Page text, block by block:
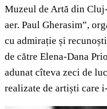
Muzeul de Artă din
aer. Paul Gherasim”,
cu admirație și
de către Elena-Dana
adunat cîteva zeci de
realizate de artiști care